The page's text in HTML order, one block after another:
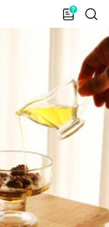
가
이
검
색